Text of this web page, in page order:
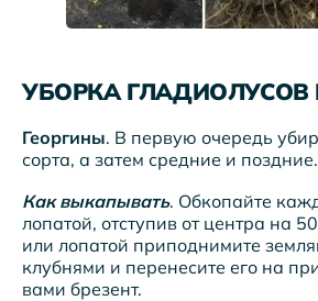
УБОРКА ГЛАДИОЛУСОВ
Георгины. В первую очередь
сорта, а затем средние и поздние.
Как выкапывать. Обкопайте
лопатой, отступив от центра на
или лопатой приподнимите
клубнями и перенесите его на
вами брезент.